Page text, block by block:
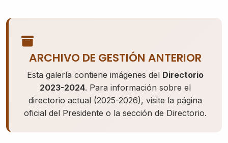
ARCHIVO DE GESTIÓN ANTERIOR
Esta galería contiene imágenes del Directorio
2023-2024. Para información sobre el
directorio actual (2025-2026), visite la página
oficial del Presidente o la sección de Directorio.